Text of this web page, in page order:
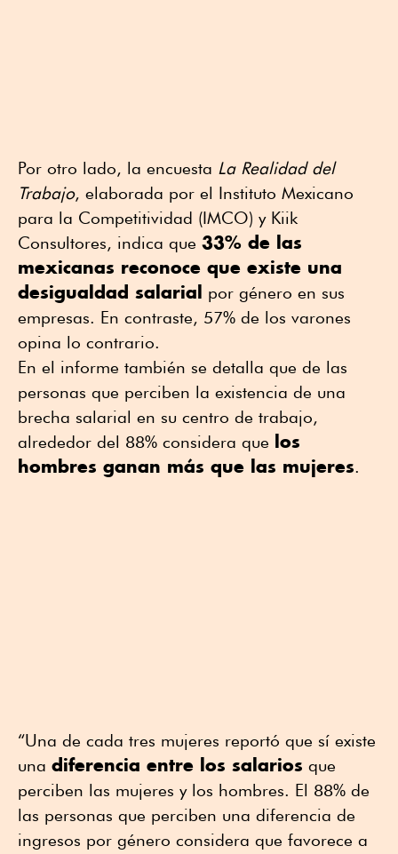
Por otro lado, la encuesta La Realidad del
Trabajo, elaborada por el Instituto Mexicano
para la Competitividad (IMCO) y Kiik
Consultores, indica que 33% de las
mexicanas reconoce que existe una
desigualdad salarial
por género en sus
empresas. En contraste, 57% de los varones
opina lo contrario.
En el informe también se detalla que de las
personas que perciben la existencia de una
brecha salarial en su centro de trabajo,
alrededor del 88% considera que los
hombres ganan más que las mujeres.
“Una de cada tres mujeres reportó que sí existe
una diferencia entre los salarios que
perciben las mujeres y los hombres. El 88% de
las personas que perciben una diferencia de
ingresos por género considera que favorece a